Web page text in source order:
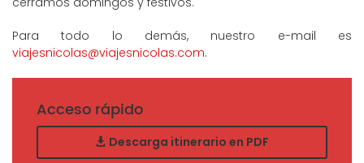
Para todo lo demás, nuestro e-mail es
viajesnicolas@viajesnicolas.com.
Acceso rápido
Descarga itinerario en PDF